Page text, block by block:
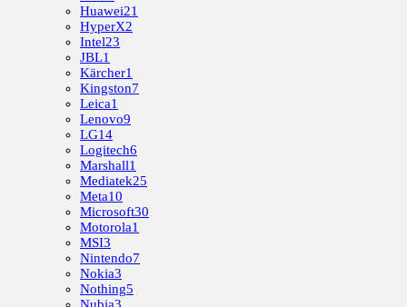
Huawei21
HyperX2
Intel23
JBL1
Kärcher1
Kingston7
Leica1
Lenovo9
LG14
Logitech6
Marshall1
Mediatek25
Meta10
Microsoft30
Motorola1
MSI3
Nintendo7
Nokia3
Nothing5
Nubia3